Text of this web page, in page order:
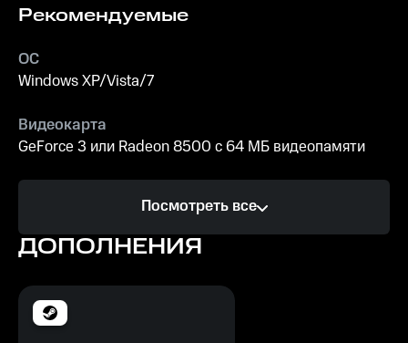
большое
нового -
рассказываем в
новостном
блоге.
Рекомендуемые
ОС
Windows XP/Vista/7
Видеокарта
GeForce 3 или Radeon 8500 с 64 МБ видеопамяти
с тактовой частотой 1,2 ГГц
Память
Место на диске
Посмотреть все
ДОПОЛНЕНИЯ